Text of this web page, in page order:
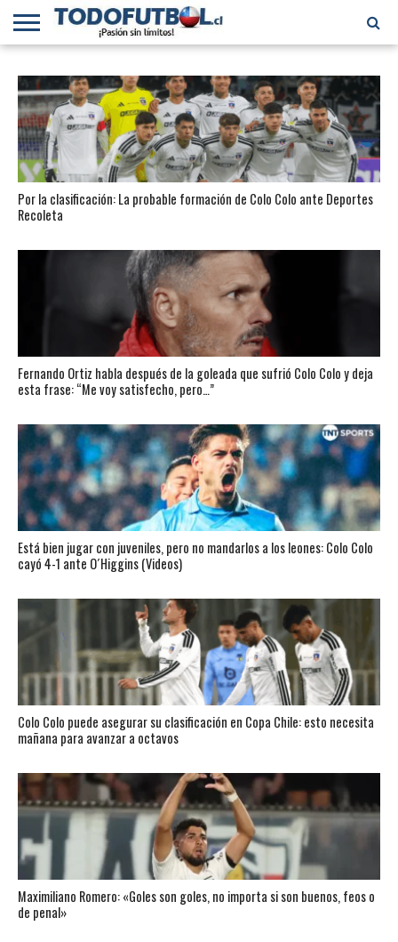
DIVISIÓN
PRIMERA
B
SELECCIÓN
CHILENA
CHILENOS
EN EL
MUNDO
FÚTBOL
INTERNACIONAL
Por la clasificación: La probable formación de Colo Colo ante Deportes
Recoleta
Fernando Ortiz habla después de la goleada que sufrió Colo Colo y deja
esta frase: “Me voy satisfecho, pero…”
Está bien jugar con juveniles, pero no mandarlos a los leones: Colo Colo
cayó 4-1 ante O´Higgins (Videos)
Colo Colo puede asegurar su clasificación en Copa Chile: esto necesita
mañana para avanzar a octavos
Maximiliano Romero: «Goles son goles, no importa si son buenos, feos o
de penal»